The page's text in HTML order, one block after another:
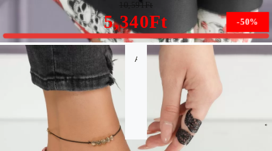
-50%
5,340Ft
10,591Ft
A méret nem érhető el